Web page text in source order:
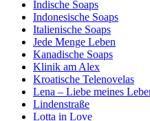
Indische Soaps
Indonesische Soaps
Italienische Soaps
Jede Menge Leben
Kanadische Soaps
Klinik am Alex
Kroatische Telenovelas
Lena – Liebe meines
Lindenstraße
Lotta in Love